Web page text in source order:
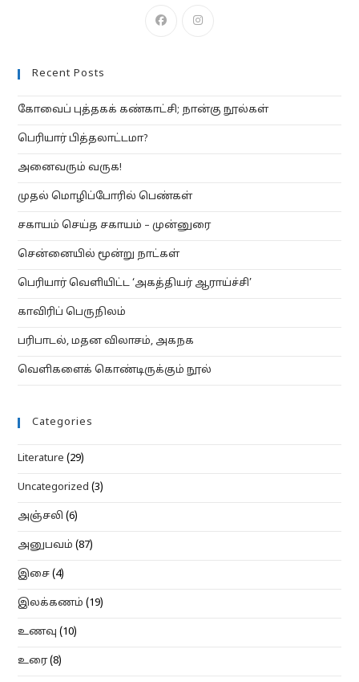
Opens
Recent Posts
கோவைப் புத்தகக் கண்காட்சி; நான்கு நூல்கள்
பெரியார் பித்தலாட்டமா?
அனைவரும் வருக!
முதல் மொழிப்போரில் பெண்கள்
சகாயம் செய்த சகாயம் – முன்னுரை
சென்னையில் மூன்று நாட்கள்
பெரியார் வெளியிட்ட ‘அகத்தியர் ஆராய்ச்சி’
காவிரிப் பெருநிலம்
பரிபாடல், மதன விலாசம், அகநக
வெளிகளைக் கொண்டிருக்கும் நூல்
Categories
Literature (29)
Uncategorized (3)
அஞ்சலி (6)
அனுபவம் (87)
இசை (4)
இலக்கணம் (19)
உணவு (10)
உரை(8)